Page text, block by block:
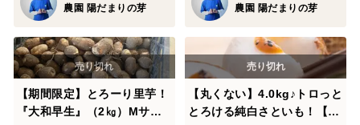
農園 陽だまりの芽 農園 陽だまりの芽
【期間限定】とろーり里芋！
『大和早生』（2㎏）Mサイ
【丸くない】4.0kg♪トロっと
とろける純白さといも！【五